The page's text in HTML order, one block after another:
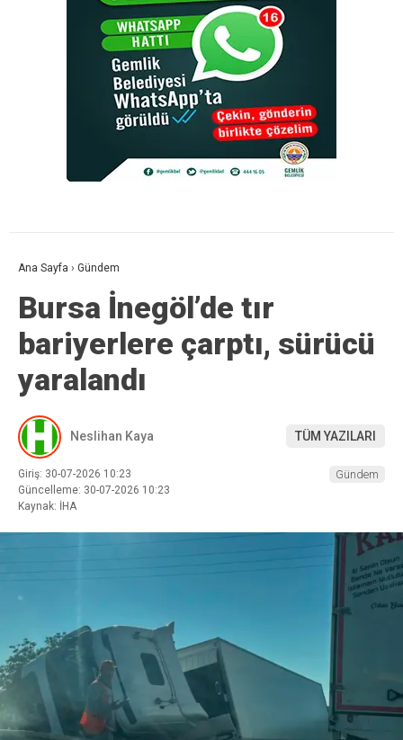
Ana Sayfa › Gündem
Bursa İnegöl’de tır
bariyerlere çarptı, sürücü
yaralandı
Neslihan Kaya TÜM YAZILARI
Giriş: 30-07-2026 10:23
Güncelleme: 30-07-2026 10:23
Kaynak: İHA
Gündem